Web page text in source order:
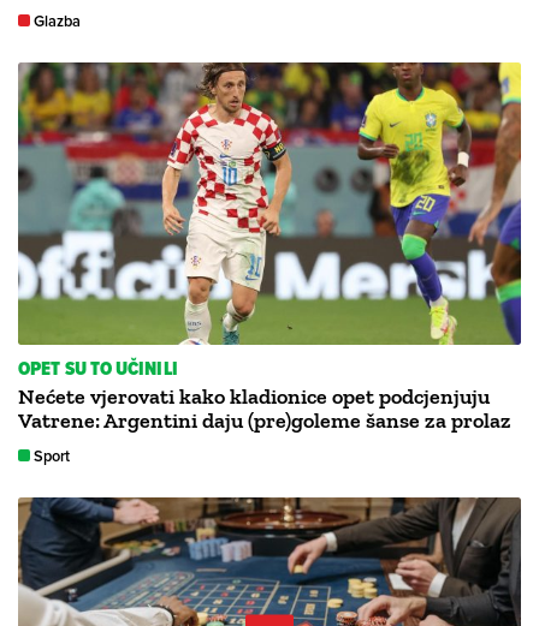
Glazba
OPET SU TO UČINILI
Nećete vjerovati kako kladionice opet podcjenjuju
Vatrene: Argentini daju (pre)goleme šanse za prolaz
Sport